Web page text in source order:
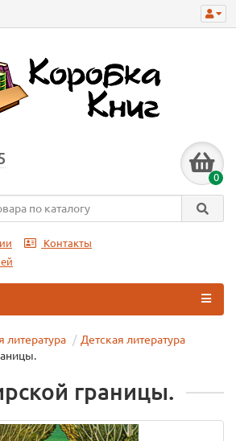
0
Контакты
литература
Детская литература
границы.